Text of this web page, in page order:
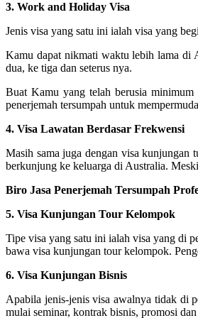
3. Work and Holiday Visa
Jenis visa yang satu ini ialah visa yang
Kamu dapat nikmati waktu lebih lama di
dua, ke tiga dan seterus nya.
Buat Kamu yang telah berusia
penerjemah tersumpah untuk
4. Visa Lawatan Berdasar Frekwensi
Masih sama juga dengan visa
berkunjung ke keluarga di Australia.
Biro Jasa Penerjemah Tersumpah
5. Visa Kunjungan Tour Kelompok
Tipe visa yang satu ini ialah visa yang di
bawa visa kunjungan tour kelompok.
6. Visa Kunjungan Bisnis
Apabila jenis-jenis visa awalnya tidak di
mulai seminar, kontrak bisnis, promosi dan